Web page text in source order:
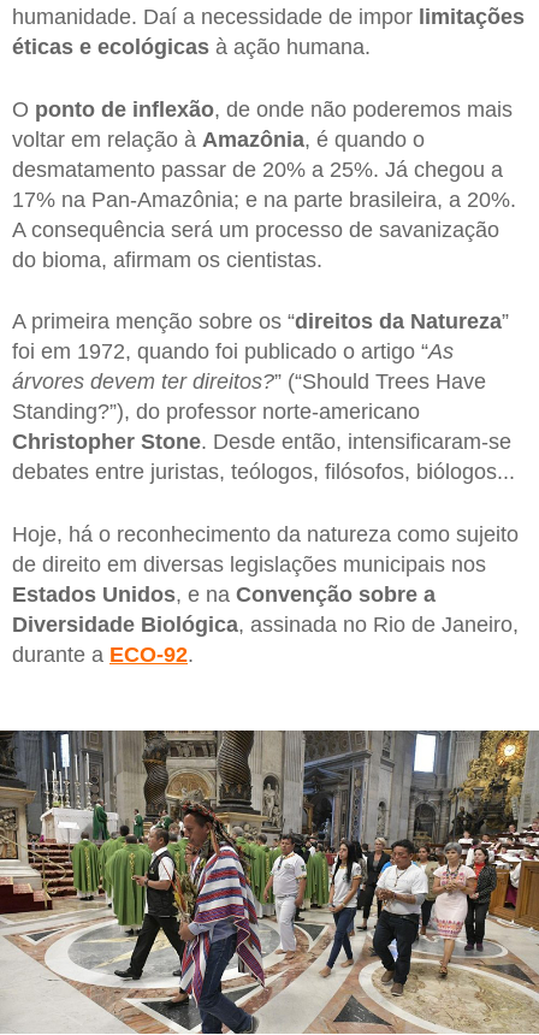
humanidade. Daí a necessidade de impor limitações
éticas e ecológicas à ação humana.
O ponto de inflexão, de onde não poderemos mais
voltar em relação à Amazônia, é quando o
desmatamento passar de 20% a 25%. Já chegou a
17% na Pan-Amazônia; e na parte brasileira, a 20%.
A consequência será um processo de savanização
do bioma, afirmam os cientistas.
A primeira menção sobre os “direitos da Natureza”
foi em 1972, quando foi publicado o artigo “As
árvores devem ter direitos?” (“Should Trees Have
Standing?”), do professor norte-americano
Christopher Stone. Desde então, intensificaram-se
debates entre juristas, teólogos, filósofos, biólogos...
Hoje, há o reconhecimento da natureza como sujeito
de direito em diversas legislações municipais nos
Estados Unidos, e na Convenção sobre a
Diversidade Biológica, assinada no Rio de Janeiro,
durante a ECO-92.